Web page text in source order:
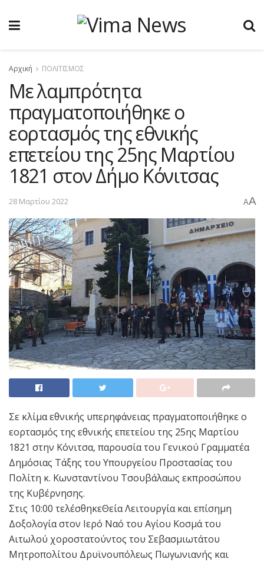
Αρχική ΠΟΛΙΤΙΣΜΟΣ
Με λαμπρότητα
πραγματοποιήθηκε ο
εορτασμός της εθνικής
επετείου της 25ης Μαρτίου
1821 στον Δήμο Κόνιτσας
28 Μαρτίου 2022 AA
Σε κλίμα εθνικής υπερηφάνειας πραγματοποιήθηκε ο
εορτασμός της εθνικής επετείου της 25ης Μαρτίου
1821 στην Κόνιτσα, παρουσία του Γενικού Γραμματέα
Δημόσιας Τάξης του Υπουργείου Προστασίας του
Πολίτη κ. Κωνσταντίνου Τσουβάλαως εκπροσώπου
της Κυβέρνησης.
Στις 10:00 τελέσθηκεΘεία Λειτουργία και επίσημη
Δοξολογία στον Ιερό Ναό του Αγίου Κοσμά του
Αιτωλού χοροστατούντος του Σεβασμιωτάτου
Μητροπολίτου Δρυϊνουπόλεως Πωγωνιανής και